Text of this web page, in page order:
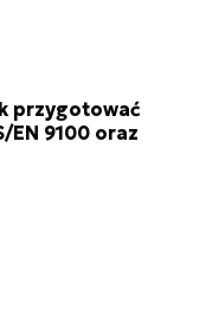
przygotować
EN 9100 oraz